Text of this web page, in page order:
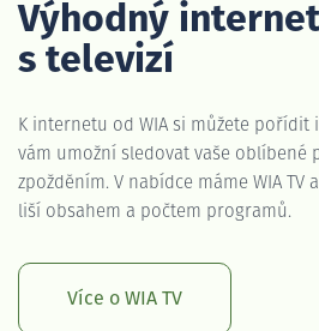
Výhodný internet
s televizí
K internetu od WIA si můžete pořídit
vám umožní sledovat vaše oblíbené
zpožděním. V nabídce máme WIA TV
liší obsahem a počtem programů.
Více o WIA TV